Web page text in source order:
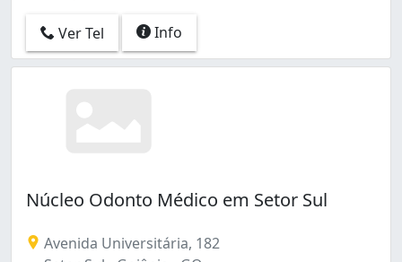
Ver Tel Info
Núcleo Odonto Médico em Setor Sul
Avenida Universitária, 182